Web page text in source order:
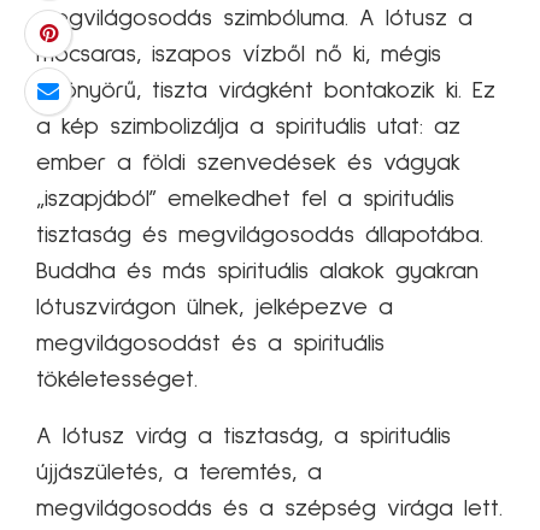
megvilágosodás szimbóluma. A lótusz a
mocsaras, iszapos vízből nő ki, mégis
gyönyörű, tiszta virágként bontakozik ki. Ez
a kép szimbolizálja a spirituális utat: az
ember a földi szenvedések és vágyak
„iszapjából” emelkedhet fel a spirituális
tisztaság és megvilágosodás állapotába.
Buddha és más spirituális alakok gyakran
lótuszvirágon ülnek, jelképezve a
megvilágosodást és a spirituális
tökéletességet.
A lótusz virág a tisztaság, a spirituális
újjászületés, a teremtés, a
megvilágosodás és a szépség virága lett.